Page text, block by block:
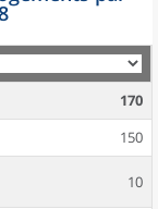
170
150
10